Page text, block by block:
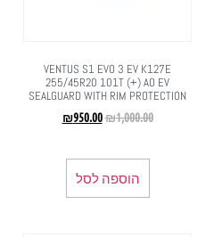
VENTUS S1 EVO 3 EV K127E
255/45R20 101T (+) AO EV
SEALGUARD WITH RIM PROTECTION
₪1,000.00
₪950.00
הוספה לסל